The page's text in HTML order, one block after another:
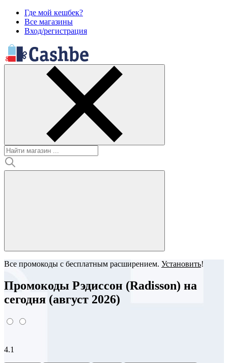
Где мой кешбек?
Все магазины
Вход/регистрация
Все промокоды с бесплатным расширением. Установить!
Промокоды Рэдиссон (Radisson) на
сегодня (август 2026)
4.1